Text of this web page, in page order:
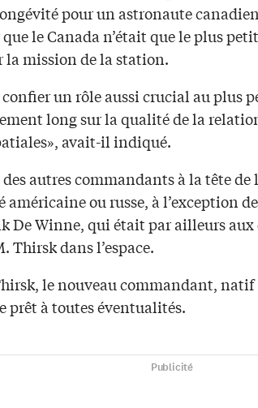
pour un astronaute
le Canada n’était que le plus
la mission de la station.
un rôle aussi crucial au plus
long sur la qualité de la
avait-il indiqué.
autres commandants à la tête de
ou russe, à l’exception
De Winne, qui était par ailleurs
Thirsk dans l’espace.
le nouveau commandant, natif
prêt à toutes éventualités.
Publicité